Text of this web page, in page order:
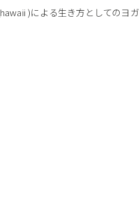
)による生き方としてのヨ